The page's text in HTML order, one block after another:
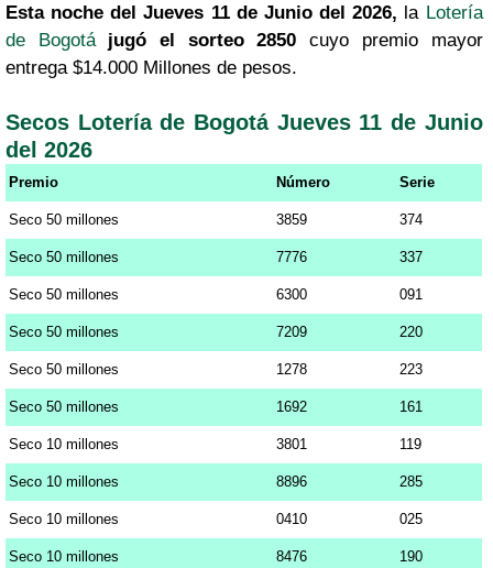
Esta noche del Jueves 11 de Junio del 2026, la Lotería
de Bogotá
jugó el sorteo 2850 cuyo premio mayor
entrega $14.000 Millones de pesos.
Secos Lotería de Bogotá Jueves 11 de Junio
del 2026
Premio Número Serie
Seco 50 millones 3859 374
Seco 50 millones 7776 337
Seco 50 millones 6300 091
Seco 50 millones 7209 220
Seco 50 millones 1278 223
Seco 50 millones 1692 161
Seco 10 millones 3801 119
Seco 10 millones 8896 285
Seco 10 millones 0410 025
Seco 10 millones 8476 190